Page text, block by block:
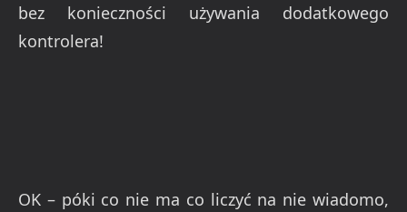
bez konieczności używania dodatkowego
kontrolera!
OK – póki co nie ma co liczyć na nie wiadomo,